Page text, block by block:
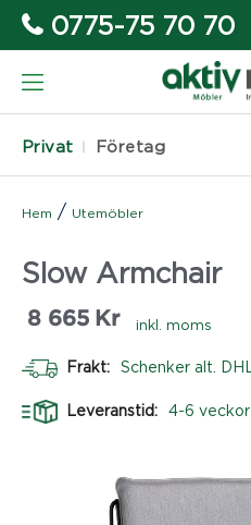
0775-75 70 70
Privat Företag
Hem / Utemöbler
Slow Armchair
8 665 Kr inkl. moms
Frakt: Schenker alt. DHL
Leveranstid: 4-6 veckor